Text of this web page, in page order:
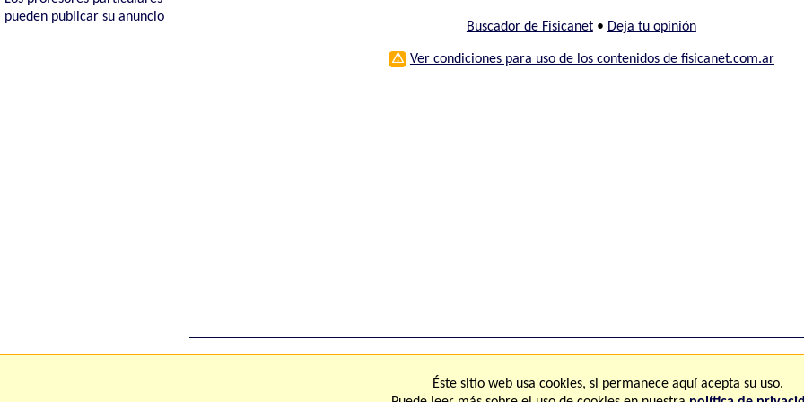
pueden publicar su anuncio
Buscador de Fisicanet• Deja tu opinión
⚠ Ver condiciones para uso de los contenidos de fisicanet.com.ar
Éste sitio web usa cookies, si permanece aquí acepta su uso.